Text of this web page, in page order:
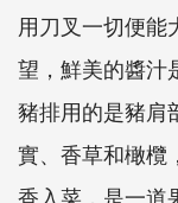
用刀叉一切便能
望，鮮美的醬汁
豬排用的是豬肩
實、香草和橄欖
香入菜，是一道